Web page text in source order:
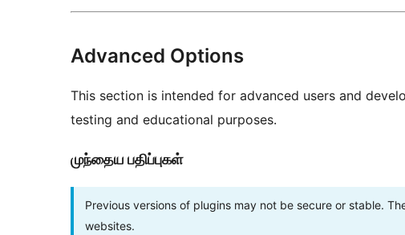
Advanced Options
This section is intended for advanced users and
testing and educational purposes.
முந்தைய பதிப்புகள்
Previous versions of plugins may not be secure or stable.
websites.